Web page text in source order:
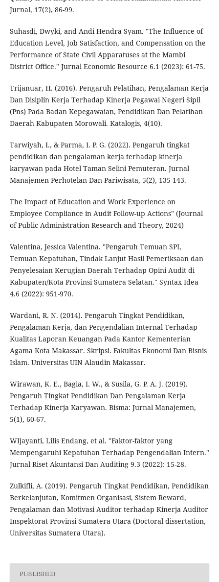
Jurnal, 17(2), 86-99.
Suhasdi, Dwyki, and Andi Hendra Syam. "The Influence of
Education Level, Job Satisfaction, and Compensation on the
Performance of State Civil Apparatuses at the Mambi
District Office." Jurnal Economic Resource 6.1 (2023): 61-75.
Trijanuar, H. (2016). Pengaruh Pelatihan, Pengalaman Kerja
Dan Disiplin Kerja Terhadap Kinerja Pegawai Negeri Sipil
(Pns) Pada Badan Kepegawaian, Pendidikan Dan Pelatihan
Daerah Kabupaten Morowali. Katalogis, 4(10).
Tarwiyah, I., & Parma, I. P. G. (2022). Pengaruh tingkat
pendidikan dan pengalaman kerja terhadap kinerja
karyawan pada Hotel Taman Selini Pemuteran. Jurnal
Manajemen Perhotelan Dan Pariwisata, 5(2), 135-143.
The Impact of Education and Work Experience on
Employee Compliance in Audit Follow-up Actions" (Journal
of Public Administration Research and Theory, 2024)
Valentina, Jessica Valentina. "Pengaruh Temuan SPI,
Temuan Kepatuhan, Tindak Lanjut Hasil Pemeriksaan dan
Penyelesaian Kerugian Daerah Terhadap Opini Audit di
Kabupaten/Kota Provinsi Sumatera Selatan." Syntax Idea
4.6 (2022): 951-970.
Wardani, R. N. (2014). Pengaruh Tingkat Pendidikan,
Pengalaman Kerja, dan Pengendalian Internal Terhadap
Kualitas Laporan Keuangan Pada Kantor Kementerian
Agama Kota Makassar. Skripsi. Fakultas Ekonomi Dan Bisnis
Islam. Universitas UIN Alaudin Makassar.
Wirawan, K. E., Bagia, I. W., & Susila, G. P. A. J. (2019).
Pengaruh Tingkat Pendidikan Dan Pengalaman Kerja
Terhadap Kinerja Karyawan. Bisma: Jurnal Manajemen,
5(1), 60-67.
WIjayanti, Lilis Endang, et al. "Faktor-faktor yang
Mempengaruhi Kepatuhan Terhadap Pengendalian Intern."
Jurnal Riset Akuntansi Dan Auditing 9.3 (2022): 15-28.
Zulkifli, A. (2019). Pengaruh Tingkat Pendidikan, Pendidikan
Berkelanjutan, Komitmen Organisasi, Sistem Reward,
Pengalaman dan Motivasi Auditor terhadap Kinerja Auditor
Inspektorat Provinsi Sumatera Utara (Doctoral dissertation,
Universitas Sumatera Utara).
PUBLISHED